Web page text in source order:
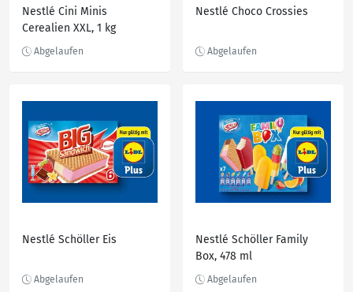
Nestlé Cini Minis
Cerealien XXL, 1 kg
Nestlé Choco Crossies
Nestlé Schöller Eis
Nestlé Schöller Family
Box, 478 ml